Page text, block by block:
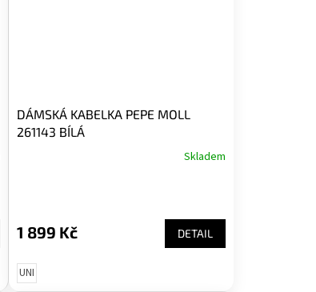
DÁMSKÁ KABELKA PEPE MOLL
261143 BÍLÁ
Skladem
1 899 Kč DETAIL
UNI